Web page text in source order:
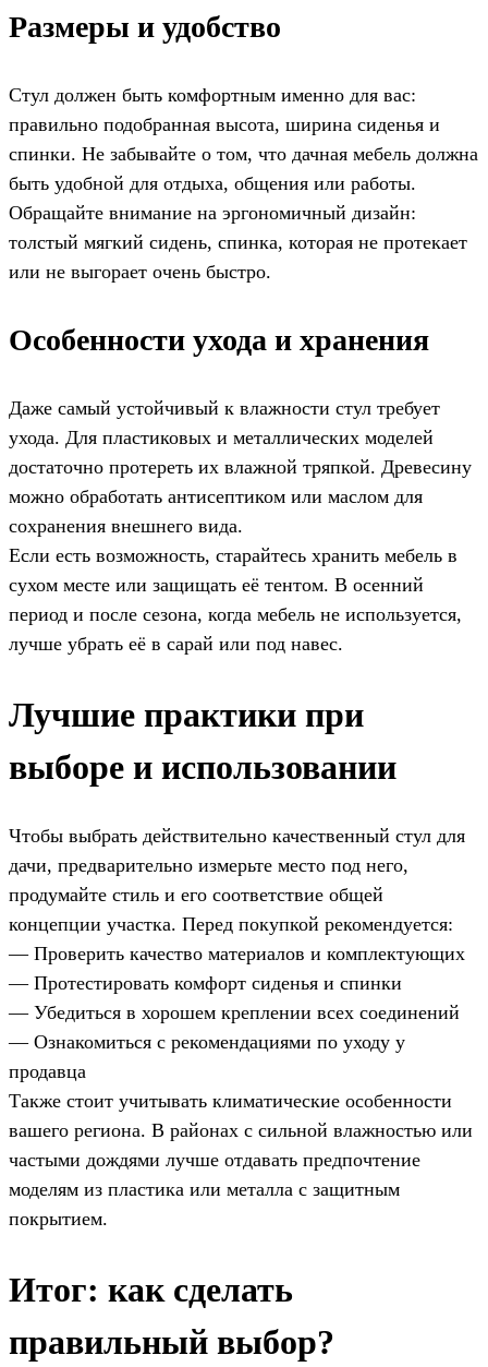
Размеры и удобство
Стул должен быть комфортным именно для вас:
правильно подобранная высота, ширина сиденья и
спинки. Не забывайте о том, что дачная мебель должна
быть удобной для отдыха, общения или работы.
Обращайте внимание на эргономичный дизайн:
толстый мягкий сидень, спинка, которая не протекает
или не выгорает очень быстро.
Особенности ухода и хранения
Даже самый устойчивый к влажности стул требует
ухода. Для пластиковых и металлических моделей
достаточно протереть их влажной тряпкой. Древесину
можно обработать антисептиком или маслом для
сохранения внешнего вида.
Если есть возможность, старайтесь хранить мебель в
сухом месте или защищать её тентом. В осенний
период и после сезона, когда мебель не используется,
лучше убрать её в сарай или под навес.
Лучшие практики при
выборе и использовании
Чтобы выбрать действительно качественный стул для
дачи, предварительно измерьте место под него,
продумайте стиль и его соответствие общей
концепции участка. Перед покупкой рекомендуется:
— Проверить качество материалов и комплектующих
— Протестировать комфорт сиденья и спинки
— Убедиться в хорошем креплении всех соединений
— Ознакомиться с рекомендациями по уходу у
продавца
Также стоит учитывать климатические особенности
вашего региона. В районах с сильной влажностью или
частыми дождями лучше отдавать предпочтение
моделям из пластика или металла с защитным
покрытием.
Итог: как сделать
правильный выбор?